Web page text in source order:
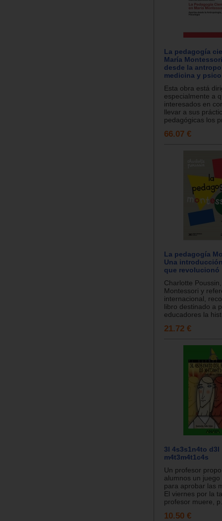
La pedagogía
María
desde la
medicina y
Esta obra está
especialmente a
interesados en
llevar a sus
pedagógicas los
66.07 €
La pedagogía
Una
que revolucionó
Charlotte
Montessori y
internacional,
libro destinado a
educadores la
21.72 €
3l 4s3s1n4to
m4t3m4t1c4s
Un profesor
alumnos un
para aprobar las
El viernes por la
profesor muere,
10.50 €